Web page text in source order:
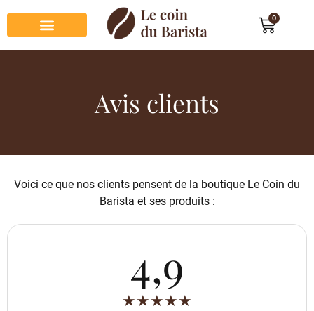
0
Avis clients
Voici ce que nos clients pensent de la boutique Le Coin du
Barista et ses produits :
4,9
★★★★★